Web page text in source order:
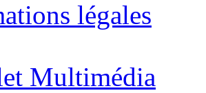
légales
Multimédia